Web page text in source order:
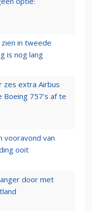
in tweede
is nog lang
zes extra Airbus
Boeing 757's af te
vooravond van
ooit
door met